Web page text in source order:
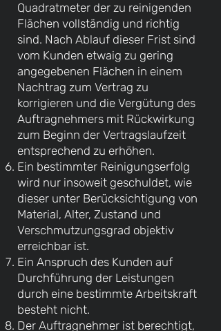
Quadratmeter der zu reinigenden
Flächen vollständig und richtig
sind. Nach Ablauf dieser Frist sind
vom Kunden etwaig zu gering
angegebenen Flächen in einem
Nachtrag zum Vertrag zu
korrigieren und die Vergütung des
Auftragnehmers mit Rückwirkung
zum Beginn der Vertragslaufzeit
entsprechend zu erhöhen.
Ein bestimmter Reinigungserfolg
wird nur insoweit geschuldet, wie
dieser unter Berücksichtigung von
Material, Alter, Zustand und
Verschmutzungsgrad objektiv
erreichbar ist.
Ein Anspruch des Kunden auf
Durchführung der Leistungen
durch eine bestimmte Arbeitskraft
besteht nicht.
Der Auftragnehmer ist berechtigt,